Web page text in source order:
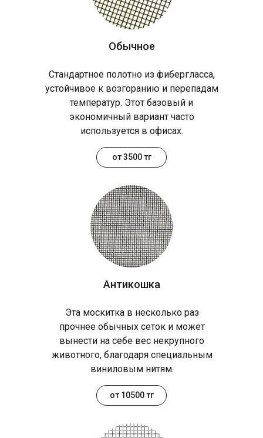
Обычное
Антикошка
Стандартное полотно из фибергласса,
устойчивое к возгоранию и перепадам
температур. Этот базовый и
экономичный вариант часто
используется в офисах.
Эта москитка в несколько раз
прочнее обычных сеток и может
вынести на себе вес некрупного
животного, благодаря специальным
виниловым нитям.
от 3500 тг
от 10500 тг